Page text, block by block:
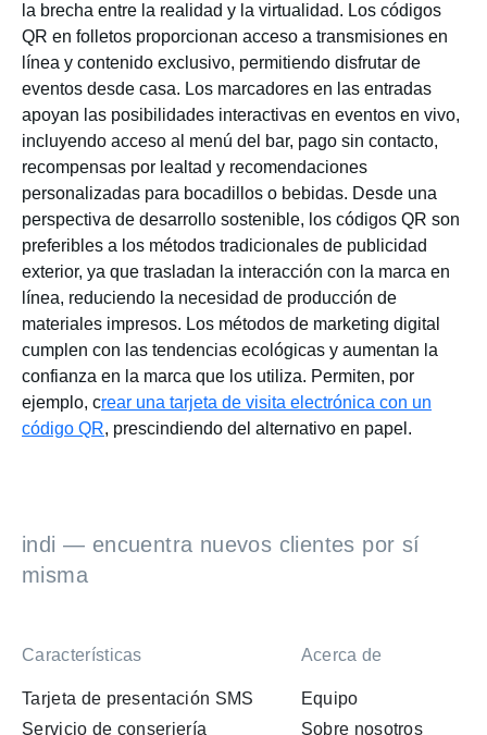
la brecha entre la realidad y la virtualidad. Los códigos
QR en folletos proporcionan acceso a transmisiones en
línea y contenido exclusivo, permitiendo disfrutar de
eventos desde casa. Los marcadores en las entradas
apoyan las posibilidades interactivas en eventos en vivo,
incluyendo acceso al menú del bar, pago sin contacto,
recompensas por lealtad y recomendaciones
personalizadas para bocadillos o bebidas. Desde una
perspectiva de desarrollo sostenible, los códigos QR son
preferibles a los métodos tradicionales de publicidad
exterior, ya que trasladan la interacción con la marca en
línea, reduciendo la necesidad de producción de
materiales impresos. Los métodos de marketing digital
cumplen con las tendencias ecológicas y aumentan la
confianza en la marca que los utiliza. Permiten, por
ejemplo, crear una tarjeta de visita electrónica con un
código QR, prescindiendo del alternativo en papel.
indi — encuentra nuevos clientes por sí
misma
Características
Tarjeta de presentación SMS
Servicio de conserjería
Acerca de
Equipo
Sobre nosotros